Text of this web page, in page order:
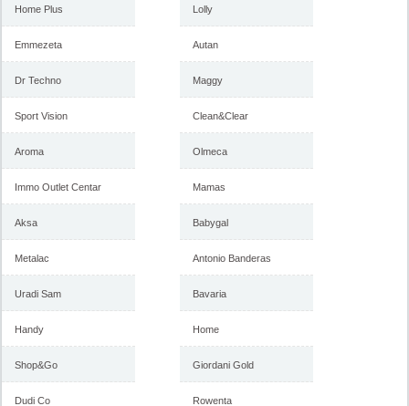
-istekla akcija-
Home Plus
Emmezeta
Dr Techno
Sport Vision
Aroma
Immo Outlet Centar
Aksa
Metalac
Uradi Sam
Handy
Shop&Go
Dudi Co
Lolly
Autan
Maggy
Clean&Clear
Olmeca
Mamas
Babygal
Antonio Banderas
Bavaria
Home
Giordani Gold
Rowenta